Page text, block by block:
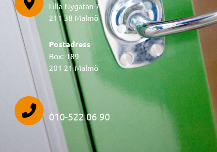
Lilla Nygatan 7
211 38 Malmö
Postadress
Box: 189
201 21 Malmö
010-522 06 90